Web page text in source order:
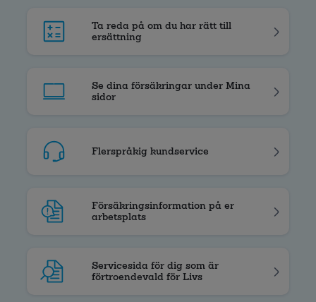
Ta reda på om du har rätt till
ersättning
Se dina försäkringar under Mina
sidor
Flerspråkig kundservice
Försäkringsinformation på er
arbetsplats
Servicesida för dig som är
förtroendevald för Livs